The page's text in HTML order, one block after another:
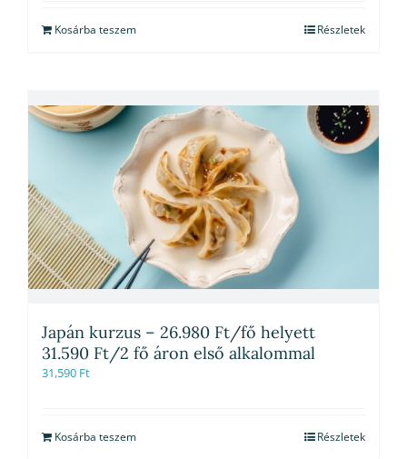
Kosárba teszem Részletek
Japán kurzus – 26.980 Ft/fő helyett
31.590 Ft/2 fő áron első alkalommal
31,590 Ft
Kosárba teszem Részletek